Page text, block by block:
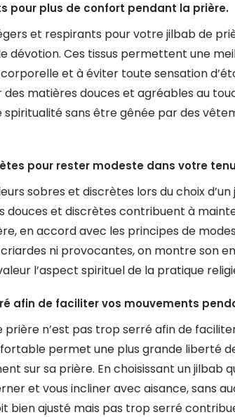
pour plus de confort pendant la prière.
et respirants pour votre jilbab de
Ces tissus permettent une
et à éviter toute sensation
matières douces et agréables au
sans être gênée par des
pour rester modeste dans votre
sobres et discrètes lors du choix
douces et discrètes contribuent à
en accord avec les principes de
ni provocantes, on montre son
l’aspect spirituel de la pratique
afin de faciliter vos mouvements
n’est pas trop serré afin de
permet une plus grande liberté
sur sa prière. En choisissant un jilbab
et vous incliner avec aisance, sans
bien ajusté mais pas trop serré